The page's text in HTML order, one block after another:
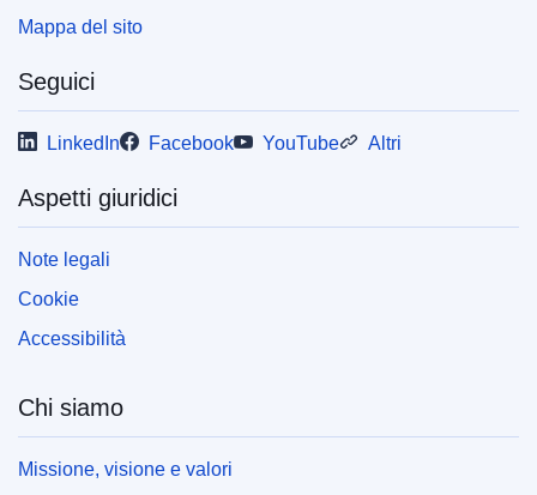
Mappa del sito
Seguici
LinkedIn Facebook YouTube Altri
Aspetti giuridici
Note legali
Cookie
Accessibilità
Chi siamo
Missione, visione e valori